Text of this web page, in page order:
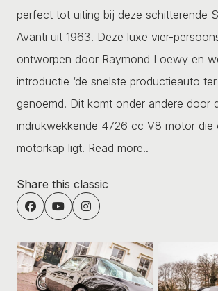
perfect tot uiting bij deze schitterende
Avanti uit 1963. Deze luxe vier-
ontworpen door Raymond Loewy en
introductie ‘de snelste productieauto ter
genoemd. Dit komt onder andere door
indrukwekkende 4726 cc V8 motor die
motorkap ligt. Read more..
Share this classic